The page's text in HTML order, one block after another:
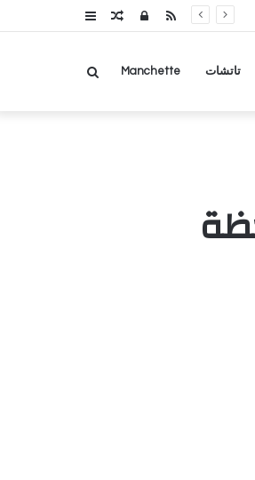
عمودمقالتسجيلRSS
تاتشات Manchette بحث